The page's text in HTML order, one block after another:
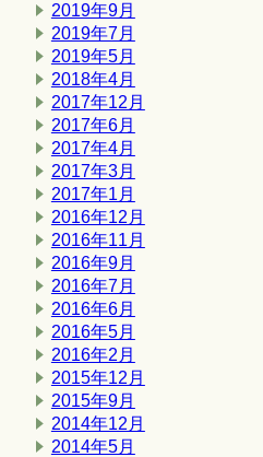
2019年9月
2019年7月
2019年5月
2018年4月
2017年12月
2017年6月
2017年4月
2017年3月
2017年1月
2016年12月
2016年11月
2016年9月
2016年7月
2016年6月
2016年5月
2016年2月
2015年12月
2015年9月
2014年12月
2014年5月